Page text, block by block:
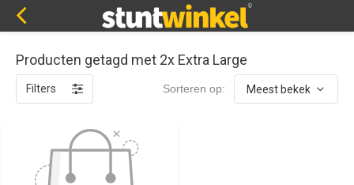
Producten getagd met 2x Extra Large
Filters Sorteren op: